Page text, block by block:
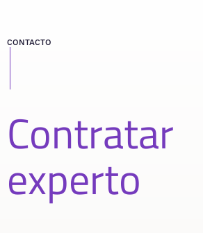
CONTACTO
Contratar
experto